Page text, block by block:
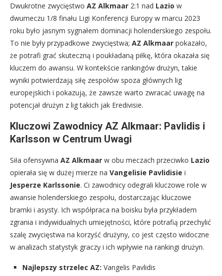
Dwukrotne zwycięstwo AZ Alkmaar 2:1 nad Lazio w
dwumeczu 1/8 finału Ligi Konferencji Europy w marcu 2023
roku było jasnym sygnałem dominacji holenderskiego zespołu.
To nie były przypadkowe zwycięstwa; AZ Alkmaar pokazało,
że potrafi grać skuteczną i poukładaną piłkę, która okazała się
kluczem do awansu. W kontekście rankingów drużyn, takie
wyniki potwierdzają siłę zespołów spoza głównych lig
europejskich i pokazują, że zawsze warto zwracać uwagę na
potencjał drużyn z lig takich jak Eredivisie.
Kluczowi Zawodnicy AZ Alkmaar: Pavlidis i
Karlsson w Centrum Uwagi
Siła ofensywna AZ Alkmaar w obu meczach przeciwko Lazio
opierała się w dużej mierze na Vangelisie Pavlidisie i
Jesperze Karlssonie. Ci zawodnicy odegrali kluczowe role w
awansie holenderskiego zespołu, dostarczając kluczowe
bramki i asysty. Ich współpraca na boisku była przykładem
zgrania i indywidualnych umiejętności, które potrafią przechylić
szalę zwycięstwa na korzyść drużyny, co jest często widoczne
w analizach statystyk graczy i ich wpływie na rankingi drużyn.
Najlepszy strzelec AZ: Vangelis Pavlidis